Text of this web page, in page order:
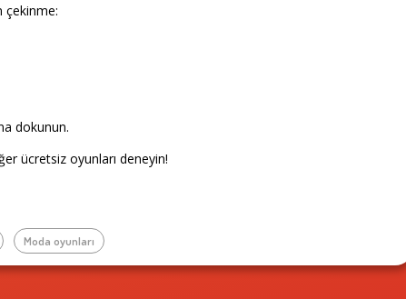
çekinme:
dokunun.
ücretsiz oyunları deneyin!
Moda oyunları